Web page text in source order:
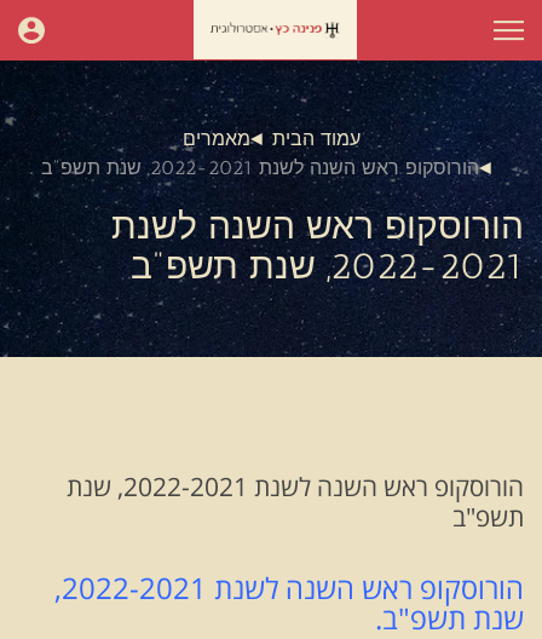
עמוד הבית
מאמרים
הורוסקופ ראש השנה לשנת 2022-2021, שנת תשפ"ב
הורוסקופ ראש השנה לשנת
2022-2021, שנת תשפ"ב
הורוסקופ ראש השנה לשנת 2022-2021, שנת
תשפ"ב
הורוסקופ ראש השנה לשנת 2022-2021,
שנת תשפ"ב.